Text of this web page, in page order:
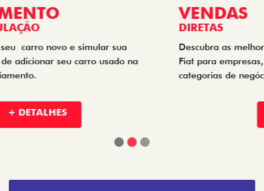
VENDAS
DIRETAS
Descubra as melhores soluções e descontos em um novo
categorias de negócios.
+ DETALHES